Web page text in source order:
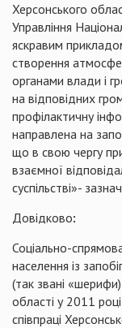
Херсонського
Управління
яскравим
створення
органами влади і
на відповідних
профілактичну
направлена на
що в свою чергу
взаємної
суспільстві»-
Довідково:
Соціально-
населення із
(так звані
області у 2011
співпраці